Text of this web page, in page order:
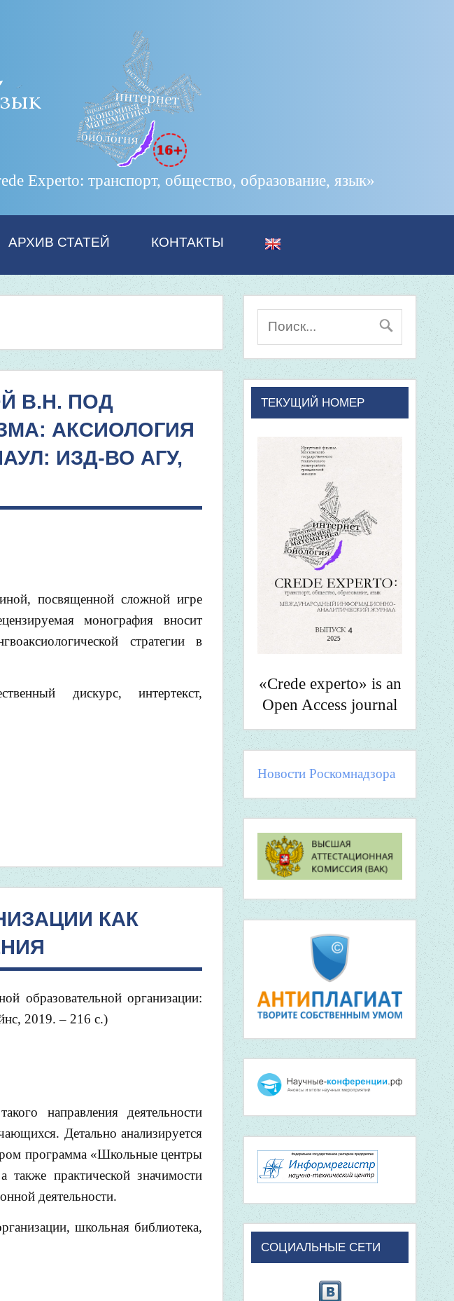
Experto: транспорт, общество, образование, язык»
АРХИВ СТАТЕЙ КОНТАКТЫ
В.Н. ПОД
АКСИОЛОГИЯ
ИЗД-ВО АГУ,
посвященной сложной игре
монография вносит
стратегии в
дискурс, интертекст,
КАК
образовательной организации:
2019. – 216 с.)
направления деятельности
Детально анализируется
программа «Школьные центры
практической значимости
деятельности.
школьная библиотека,
ТЕКУЩИЙ НОМЕР
«Crede experto» is an
Open Access journal
Новости Роскомнадзора
СОЦИАЛЬНЫЕ СЕТИ